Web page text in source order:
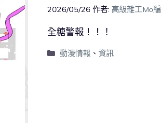
2026/05/26 作者: 高級雜工Mo編
全糖警報！！！
動漫情報 、 資訊